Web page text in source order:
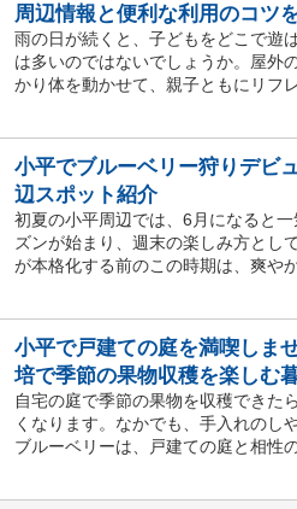
周辺情報と便利な利用のコツ
雨の日が続くと、子どもをどこで遊
は多いのではないでしょうか。屋外
かり体を動かせて、親子ともにリフ
小平でブルーベリー狩りデビ
辺スポット紹介
初夏の小平周辺では、6月になると
ズンが始まり、週末の楽しみ方とし
が本格化する前のこの時期は、爽や
小平で戸建ての庭を満喫しま
培で季節の果物収穫を楽しむ
自宅の庭で季節の果物を収穫できた
くなります。なかでも、手入れのし
ブルーベリーは、戸建ての庭と相性